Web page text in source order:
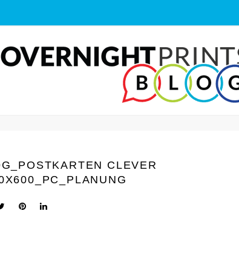
CLEVER